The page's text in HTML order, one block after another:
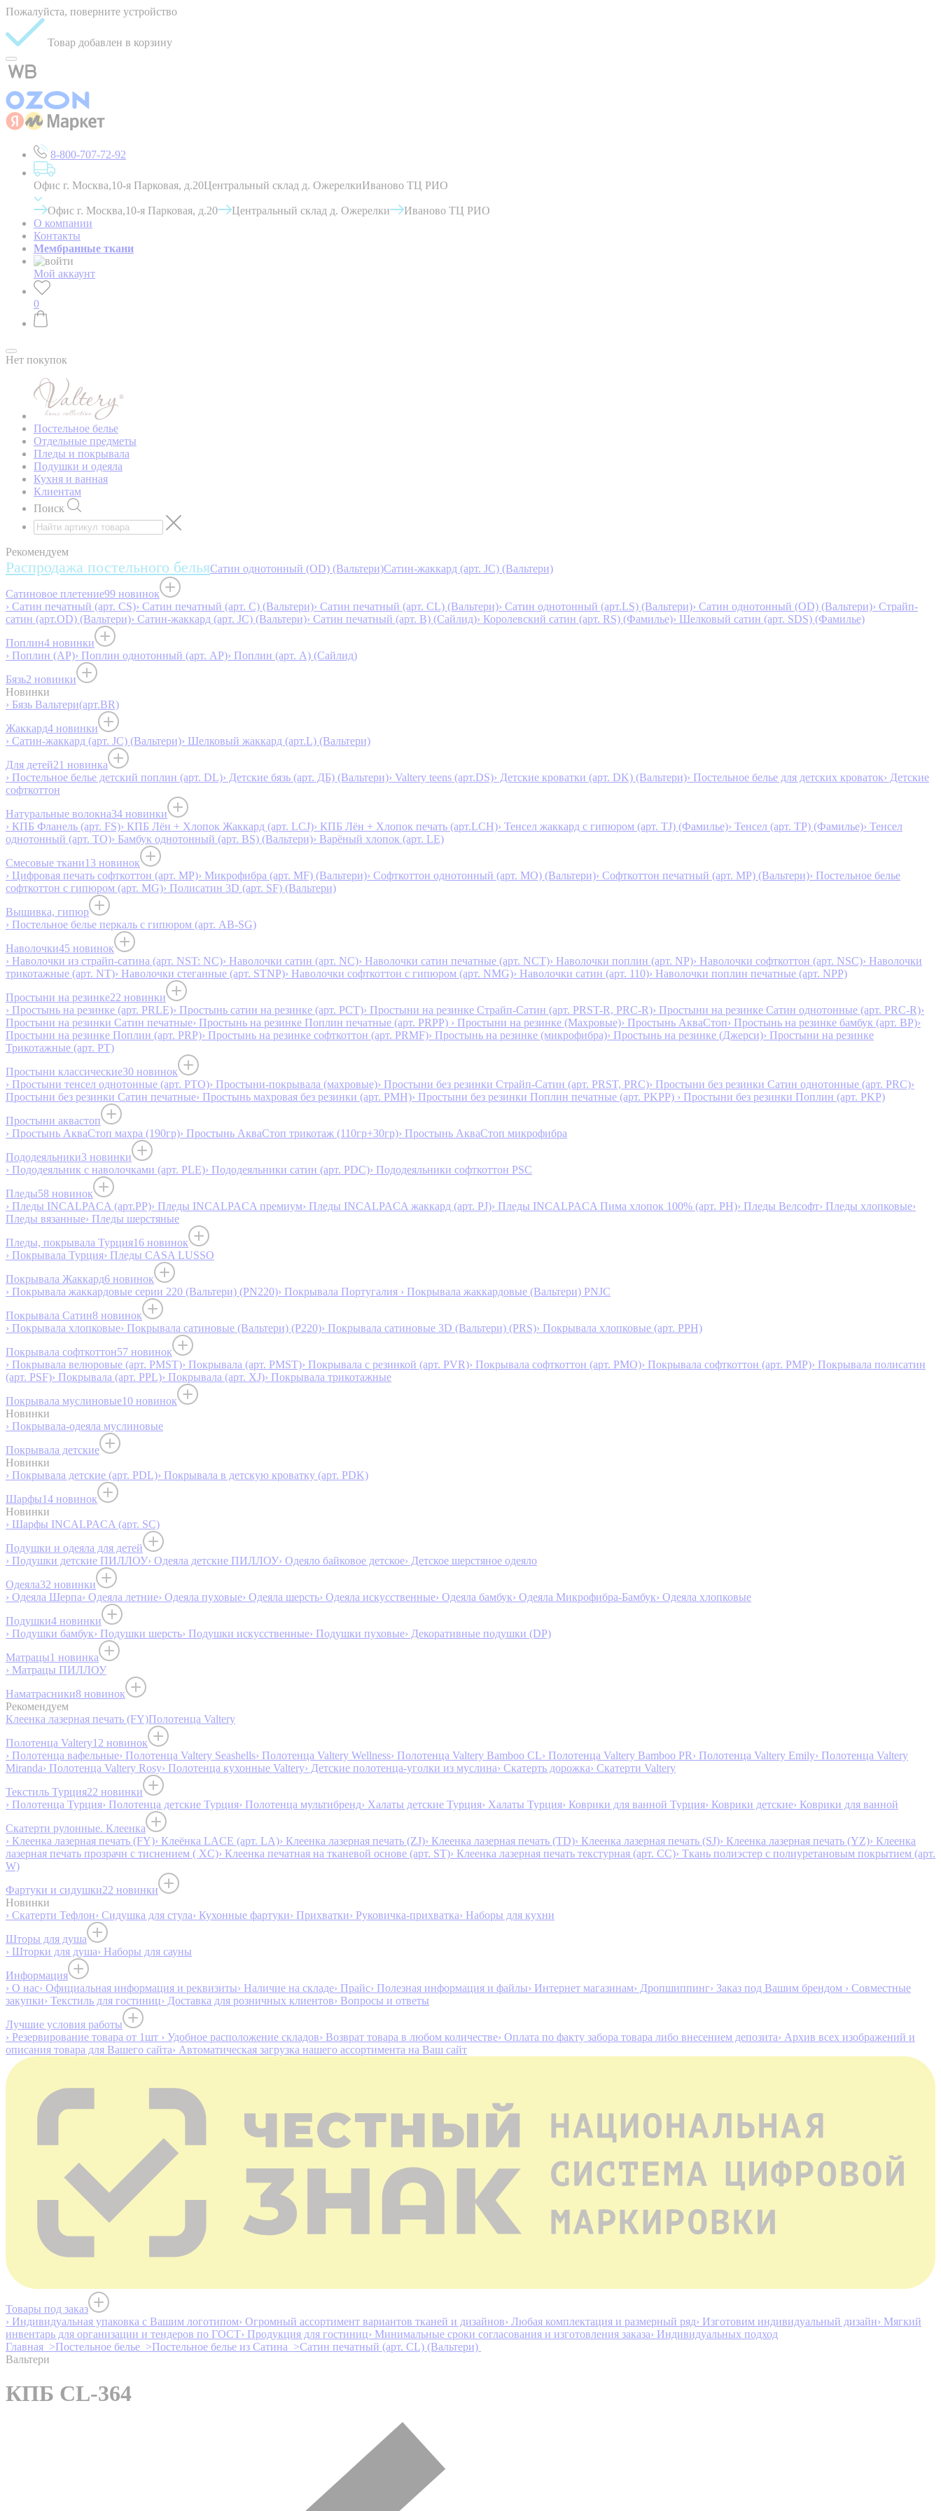
Пожалуйста, поверните устройство
Товар добавлен в корзину
8-800-707-72-92
Офис г. Москва,10-я Парковая, д.20Центральный склад д. ОжерелкиИваново ТЦ РИО
Офис г. Москва,10-я Парковая, д.20 Центральный склад д. Ожерелки
Иваново ТЦ РИО
О компании
Контакты
Мембранные ткани
Мой аккаунт
0
Нет покупок
Постельное белье
Отдельные предметы
Пледы и покрывала
Подушки и одеяла
Кухня и ванная
Клиентам
Поиск
Рекомендуем
Распродажа постельного бельяСатин однотонный (OD) (Вальтери)Сатин-жаккард (арт. JC) (Вальтери)
Сатиновое плетение99 новинок
› Сатин печатный (арт. СS)› Сатин печатный (арт. С) (Вальтери)› Сатин печатный (арт. СL) (Вальтери)› Сатин однотонный (арт.LS) (Вальтери)› Сатин однотонный (OD) (Вальтери)› Страйп-
сатин (арт.OD) (Вальтери)› Сатин-жаккард (арт. JC) (Вальтери)› Сатин печатный (арт. В) (Сайлид)› Королевский сатин (арт. RS) (Фамилье)› Шелковый сатин (арт. SDS) (Фамилье)
Поплин4 новинки
› Поплин (AP)› Поплин однотонный (арт. AP)› Поплин (арт. А) (Сайлид)
Бязь2 новинки
Новинки
› Бязь Вальтери(арт.BR)
Жаккард4 новинки
› Сатин-жаккард (арт. JC) (Вальтери)› Шелковый жаккард (арт.L) (Вальтери)
Для детей21 новинка
› Постельное белье детский поплин (арт. DL)› Детские бязь (арт. ДБ) (Вальтери)› Valtery teens (арт.DS)› Детские кроватки (арт. DK) (Вальтери)› Постельное белье для детских кроваток› Детские
софткоттон
Натуральные волокна34 новинки
› КПБ Фланель (арт. FS)› КПБ Лён + Хлопок Жаккард (арт. LCJ)› КПБ Лён + Хлопок печать (арт.LCH)› Тенсел жаккард с гипюром (арт. TJ) (Фамилье)› Тенсел (арт. ТР) (Фамилье)› Тенсел
однотонный (арт. TO)› Бамбук однотонный (арт. BS) (Вальтери)› Варёный хлопок (арт. LE)
Смесовые ткани13 новинок
› Цифровая печать софткоттон (арт. MP)› Микрофибра (арт. MF) (Вальтери)› Софткоттон однотонный (арт. MO) (Вальтери)› Софткоттон печатный (арт. MР) (Вальтери)› Постельное белье
софткоттон с гипюром (арт. MG)› Полисатин 3D (арт. SF) (Вальтери)
Вышивка, гипюр
› Постельное белье перкаль с гипюром (арт. AB-SG)
Наволочки45 новинок
› Наволочки из страйп-сатина (арт. NST: NC)› Наволочки сатин (арт. NC)› Наволочки сатин печатные (арт. NCT)› Наволочки поплин (арт. NP)› Наволочки софткоттон (арт. NSC)› Наволочки
трикотажные (арт. NT)› Наволочки стеганные (арт. STNP)› Наволочки софткоттон с гипюром (арт. NMG)› Наволочки сатин (арт. 110)› Наволочки поплин печатные (арт. NPP)
Простыни на резинке22 новинки
› Простынь на резинке (арт. PRLE)› Простынь сатин на резинке (арт. PCT)› Простыни на резинке Страйп-Сатин (арт. PRST-R, PRC-R)› Простыни на резинке Сатин однотонные (арт. PRC-R)›
Простыни на резинки Сатин печатные› Простынь на резинке Поплин печатные (арт. PRPP) › Простыни на резинке (Махровые)› Простынь АкваСтоп› Простынь на резинке бамбук (арт. BP)›
Простыни на резинке Поплин (арт. PRP)› Простынь на резинке софткоттон (арт. PRMF)› Простынь на резинке (микрофибра)› Простынь на резинке (Джерси)› Простыни на резинке
Трикотажные (арт. РТ)
Простыни классические30 новинок
› Простыни тенсел однотонные (арт. PTO)› Простыни-покрывала (махровые)› Простыни без резинки Страйп-Сатин (арт. PRST, PRC)› Простыни без резинки Сатин однотонные (арт. PRC)›
Простыни без резинки Сатин печатные› Простынь махровая без резинки (арт. PMH)› Простыни без резинки Поплин печатные (арт. PKPP) › Простыни без резинки Поплин (арт. PKP)
Простыни аквастоп
› Простынь АкваСтоп махра (190гр)› Простынь АкваСтоп трикотаж (110гр+30гр)› Простынь АкваСтоп микрофибра
Пододеяльники3 новинки
› Пододеяльник с наволочками (арт. PLE)› Пододеяльники сатин (арт. PDC)› Пододеяльники софткоттон PSC
Пледы58 новинок
› Пледы INCALPACA (арт.PP)› Пледы INCALPACA премиум› Пледы INCALPACA жаккард (арт. PJ)› Пледы INCALPACA Пима хлопок 100% (арт. PH)› Пледы Велсофт› Пледы хлопковые›
Пледы вязанные› Пледы шерстяные
Пледы, покрывала Турция16 новинок
› Покрывала Турция› Пледы CASA LUSSO
Покрывала Жаккард6 новинок
› Покрывала жаккардовые серии 220 (Вальтери) (PN220)› Покрывала Португалия › Покрывала жаккардовые (Вальтери) PNJC
Покрывала Сатин8 новинок
› Покрывала хлопковые› Покрывала сатиновые (Вальтери) (P220)› Покрывала сатиновые 3D (Вальтери) (PRS)› Покрывала хлопковые (арт. PPH)
Покрывала софткоттон57 новинок
› Покрывала велюровые (арт. PMST)› Покрывала (арт. PMST)› Покрывала с резинкой (арт. PVR)› Покрывала софткоттон (арт. PMO)› Покрывала софткоттон (арт. PMP)› Покрывала полисатин
(арт. PSF)› Покрывала (арт. PPL)› Покрывала (арт. XJ)› Покрывала трикотажные
Покрывала муслиновые10 новинок
Новинки
› Покрывала-одеяла муслиновые
Покрывала детские
Новинки
› Покрывала детские (арт. PDL)› Покрывала в детскую кроватку (арт. PDK)
Шарфы14 новинок
Новинки
› Шарфы INCALPACA (арт. SC)
Подушки и одеяла для детей
› Подушки детские ПИЛЛОУ› Одеяла детские ПИЛЛОУ› Одеяло байковое детское› Детское шерстяное одеяло
Одеяла32 новинки
› Одеяла Шерпа› Одеяла летние› Одеяла пуховые› Одеяла шерсть› Одеяла искусственные› Одеяла бамбук› Одеяла Микрофибра-Бамбук› Одеяла хлопковые
Подушки4 новинки
› Подушки бамбук› Подушки шерсть› Подушки искусственные› Подушки пуховые› Декоративные подушки (DP)
Матрацы1 новинка
› Матрацы ПИЛЛОУ
Наматрасники8 новинок
Рекомендуем
Клеенка лазерная печать (FY)Полотенца Valtery
Полотенца Valtery12 новинок
› Полотенца вафельные› Полотенца Valtery Seashells› Полотенца Valtery Wellness› Полотенца Valtery Bamboo CL› Полотенца Valtery Bamboo PR› Полотенца Valtery Emily› Полотенца Valtery
Miranda› Полотенца Valtery Rosy› Полотенца кухонные Valtery› Детские полотенца-уголки из муслина› Скатерть дорожка› Скатерти Valtery
Текстиль Турция22 новинки
› Полотенца Турция› Полотенца детские Турция› Полотенца мультибренд› Халаты детские Турция› Халаты Турция› Коврики для ванной Турция› Коврики детские› Коврики для ванной
Скатерти рулонные. Клеенка
› Клеенка лазерная печать (FY)› Клеёнка LACE (арт. LA)› Клеенка лазерная печать (ZJ)› Клеенка лазерная печать (TD)› Клеенка лазерная печать (SJ)› Клеенка лазерная печать (YZ)› Клеенка
лазерная печать прозрачн с тиснением ( XC)› Клеенка печатная на тканевой основе (арт. ST)› Клеенка лазерная печать текстурная (арт. CC)› Ткань полиэстер с полиуретановым покрытием (арт.
W)
Фартуки и сидушки22 новинки
Новинки
› Скатерти Тефлон› Сидушка для стула› Кухонные фартуки› Прихватки› Руковичка-прихватка› Наборы для кухни
Шторы для душа
› Шторки для душа› Наборы для сауны
Информация
› О нас› Официальная информация и реквизиты› Наличие на складе› Прайс› Полезная информация и файлы› Интернет магазинам› Дропшиппинг› Заказ под Вашим брендом › Совместные
закупки› Текстиль для гостиниц› Доставка для розничных клиентов› Вопросы и ответы
Лучшие условия работы
› Резервирование товара от 1шт › Удобное расположение складов› Возврат товара в любом количестве› Оплата по факту забора товара либо внесением депозита› Архив всех изображений и
описания товара для Вашего сайта› Автоматическая загрузка нашего ассортимента на Ваш сайт
Товары под заказ
› Индивидуальная упаковка с Вашим логотипом› Огромный ассортимент вариантов тканей и дизайнов› Любая комплектация и размерный ряд› Изготовим индивидуальный дизайн› Мягкий
инвентарь для организации и тендеров по ГОСТ› Продукция для гостиниц› Минимальные сроки согласования и изготовления заказа› Индивидуальных подход
Главная >Постельное белье >Постельное белье из Сатина >Сатин печатный (арт. СL) (Вальтери)
Вальтери
КПБ CL-364